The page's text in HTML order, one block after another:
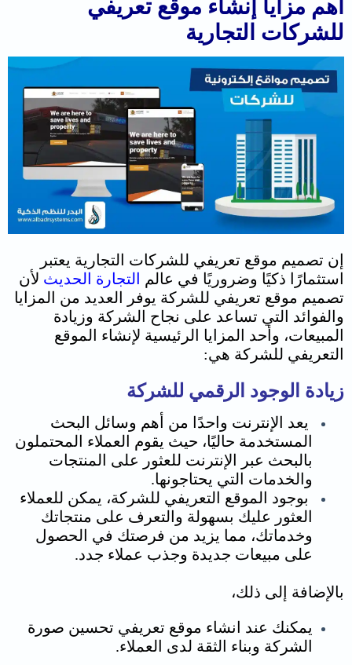
أهم مزايا إنشاء موقع تعريفي
للشركات التجارية
إن تصميم موقع تعريفي للشركات التجارية يعتبر
استثمارًا ذكيًا وضروريًا في عالم التجارة الحديث لأن
تصميم موقع تعريفي للشركة يوفر العديد من المزايا
والفوائد التي تساعد على نجاح الشركة وزيادة
المبيعات، وأحد المزايا الرئيسية لإنشاء الموقع
التعريفي للشركة هي:
زيادة الوجود الرقمي للشركة
يعد الإنترنت واحدًا من أهم وسائل البحث
المستخدمة حاليًا، حيث يقوم العملاء المحتملون
بالبحث عبر الإنترنت للعثور على المنتجات
والخدمات التي يحتاجونها.
بوجود الموقع التعريفي للشركة، يمكن للعملاء
العثور عليك بسهولة والتعرف على منتجاتك
وخدماتك، مما يزيد من فرصتك في الحصول
على مبيعات جديدة وجذب عملاء جدد.
بالإضافة إلى ذلك،
يمكنك عند انشاء موقع تعريفي تحسين صورة
الشركة وبناء الثقة لدى العملاء.